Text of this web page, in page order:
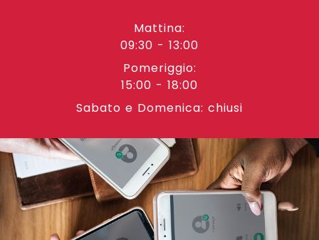
Mattina:
09:30 - 13:00
Pomeriggio:
15:00 - 18:00
Sabato e Domenica: chiusi